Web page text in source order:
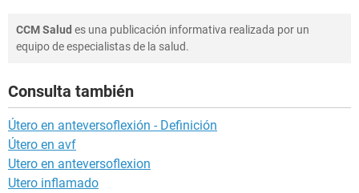
CCM Salud es una publicación informativa realizada por un
equipo de especialistas de la salud.
Consulta también
Útero en anteversoflexión - Definición
Útero en avf
Utero en anteversoflexion
Utero inflamado